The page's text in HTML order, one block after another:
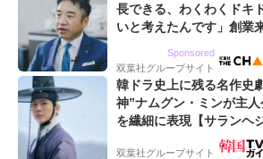
長できる、わくわくドキ
いと考えたんです」創業
Sponsored
双葉社グループサイト
韓ドラ史上に残る名作史
神”ナムグン・ミンが主
を繊細に表現【サランヘ
双葉社グループサイト